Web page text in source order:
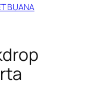
BUANA